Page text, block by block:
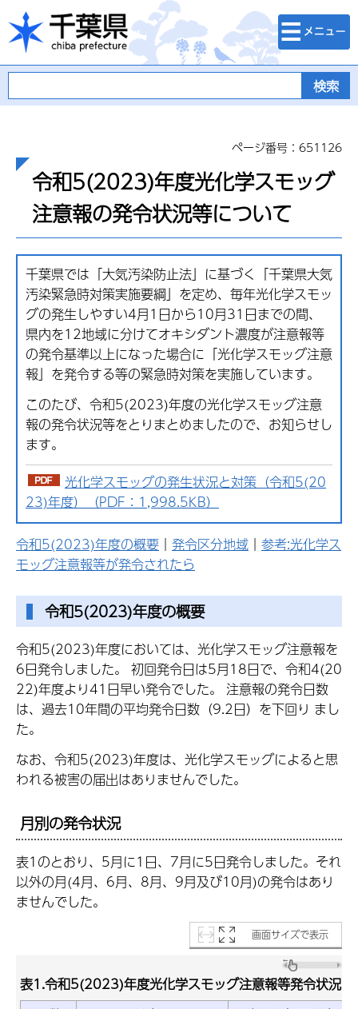
千葉県
検索・メニュ
ー
ページ番号：651126
令和5(2023)年度光化学スモッグ
注意報の発令状況等について
千葉県では「大気汚染防止法」に基づく「千葉県大気
汚染緊急時対策実施要綱」を定め、毎年光化学スモッ
グの発生しやすい4月1日から10月31日までの間、
県内を12地域に分けてオキシダント濃度が注意報等
の発令基準以上になった場合に「光化学スモッグ注意
報」を発令する等の緊急時対策を実施しています。
このたび、令和5(2023)年度の光化学スモッグ注意
報の発令状況等をとりまとめましたので、お知らせし
ます。
光化学スモッグの発生状況と対策（令和5(20
23)年度）（PDF：1,998.5KB）
令和5(2023)年度の概要 ｜ 発令区分地域 ｜ 参考:光化学ス
モッグ注意報等が発令されたら
令和5(2023)年度の概要
令和5(2023)年度においては、光化学スモッグ注意報を
6日発令しました。 初回発令日は5月18日で、令和4(20
22)年度より41日早い発令でした。 注意報の発令日数
は、過去10年間の平均発令日数（9.2日）を下回り まし
た。
なお、令和5(2023)年度は、光化学スモッグによると思
われる被害の届出はありませんでした。
月別の発令状況
表1のとおり、5月に1日、7月に5日発令しました。それ
以外の月(4月、6月、8月、9月及び10月)の発令はあり
ませんでした。
画面サイズで表示
表1.令和5(2023)年度光化学スモッグ注意報等発令状況